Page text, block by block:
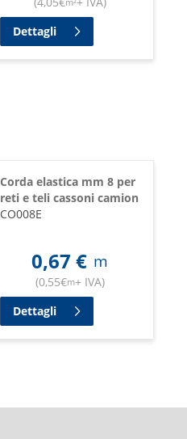
Dettagli
Corda elastica mm 8 per
reti e teli cassoni camion
CO008E
0,67 € m
(0,55€m+ IVA)
Dettagli